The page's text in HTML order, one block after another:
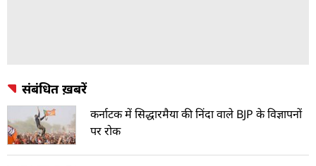
संबंधित ख़बरें
कर्नाटक में सिद्धारमैया की निंदा वाले BJP के विज्ञापनों
पर रोक